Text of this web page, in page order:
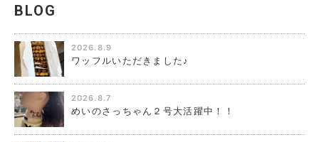
BLOG
2026.8.9
ワッフルいただきました♪
2026.8.7
めいのさっちゃん２号大活躍中！！